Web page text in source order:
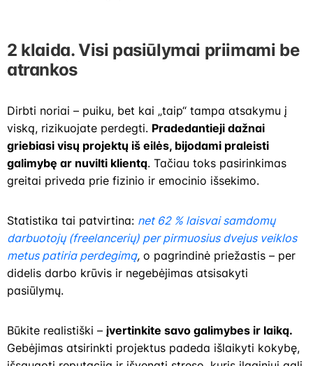
2 klaida. Visi pasiūlymai priimami be
atrankos
Dirbti noriai – puiku, bet kai „taip“ tampa atsakymu į
viską, rizikuojate perdegti. Pradedantieji dažnai
griebiasi visų projektų iš eilės, bijodami praleisti
galimybę ar nuvilti klientą. Tačiau toks pasirinkimas
greitai priveda prie fizinio ir emocinio išsekimo.
Statistika tai patvirtina: net 62 % laisvai samdomų
darbuotojų (freelancerių) per pirmuosius dvejus veiklos
metus patiria perdegimą, o pagrindinė priežastis – per
didelis darbo krūvis ir negebėjimas atsisakyti
pasiūlymų.
Būkite realistiški – įvertinkite savo galimybes ir laiką.
Gebėjimas atsirinkti projektus padeda išlaikyti kokybę,